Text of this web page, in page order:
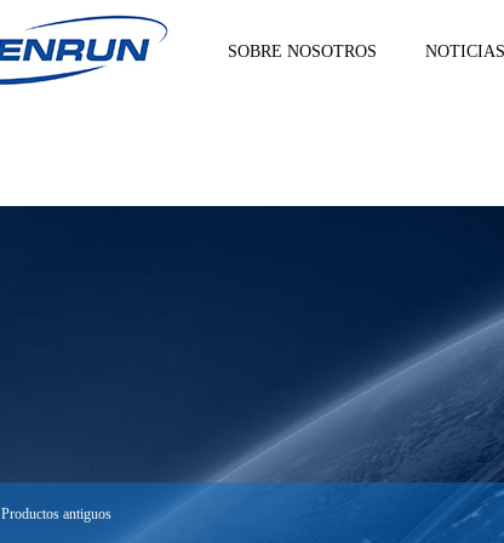
SOBRE NOSOTROS NOTICIAS
Productos antiguos